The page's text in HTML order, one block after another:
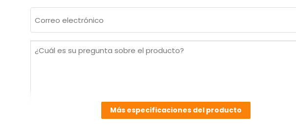
Nombre Apellidos
electrónico
¿Cuál
Más especificaciones del producto